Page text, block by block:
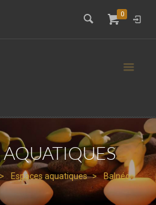
0
AQUATIQUES
Espaces aquatiques Balnéo